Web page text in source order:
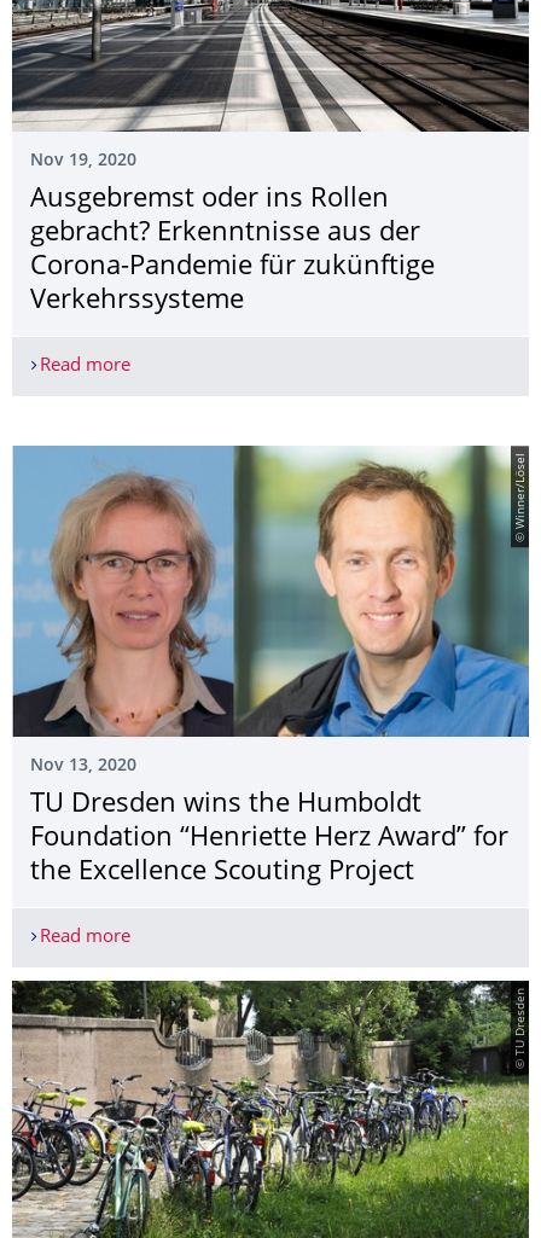
Nov 19, 2020
Ausgebremst oder ins Rollen
gebracht? Erkenntnisse aus der
Corona-Pandemie für zukünftige
Verkehrssysteme
Read moreAusgebremst oder ins Rollen gebracht?
© Winner/Lösel
Nov 13, 2020
TU Dresden wins the Humboldt
Foundation “Henriette Herz Award” for
the Excellence Scouting Project
Read moreTU Dresden wins the Humboldt Foundation
© TU Dresden